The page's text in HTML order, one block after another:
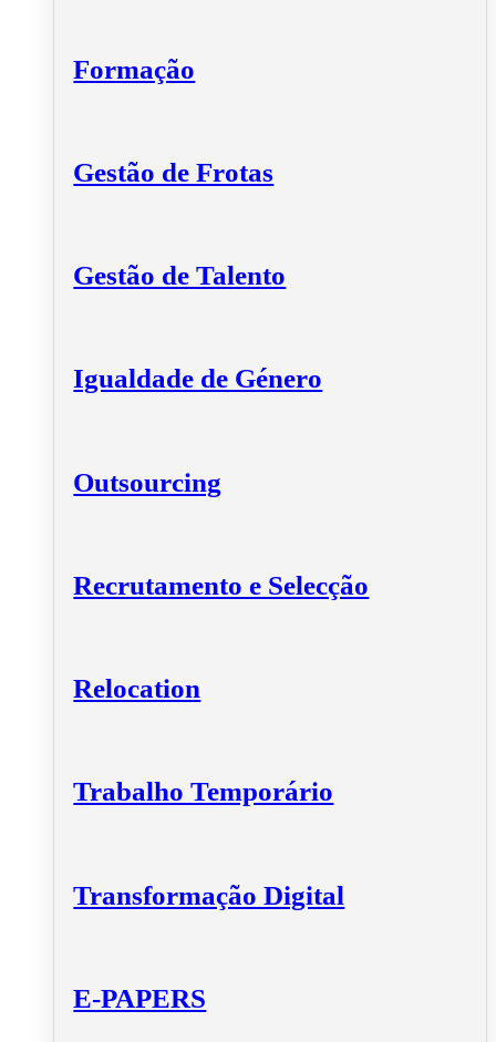
Formação
Gestão de Frotas
Gestão de Talento
Igualdade de Género
Outsourcing
Recrutamento e Selecção
Relocation
Trabalho Temporário
Transformação Digital
E-PAPERS